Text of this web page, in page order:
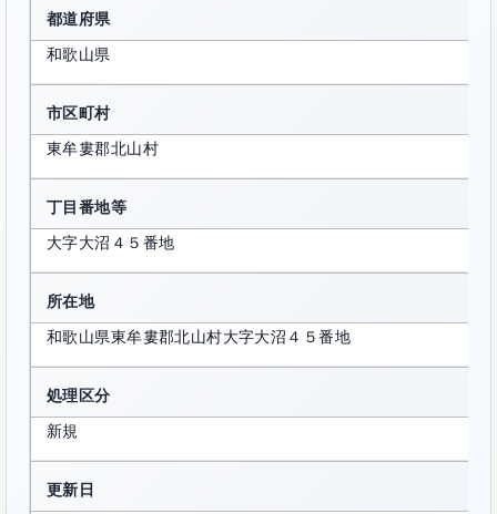
都道府県
和歌山県
市区町村
東牟婁郡北山村
丁目番地等
大字大沼４５番地
所在地
和歌山県東牟婁郡北山村大字大沼４５番地
処理区分
新規
更新日